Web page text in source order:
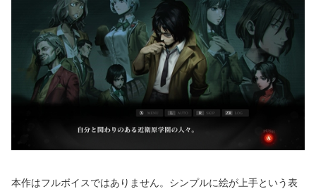
本作はフルボイスではありません。シンプルに絵が上手という表